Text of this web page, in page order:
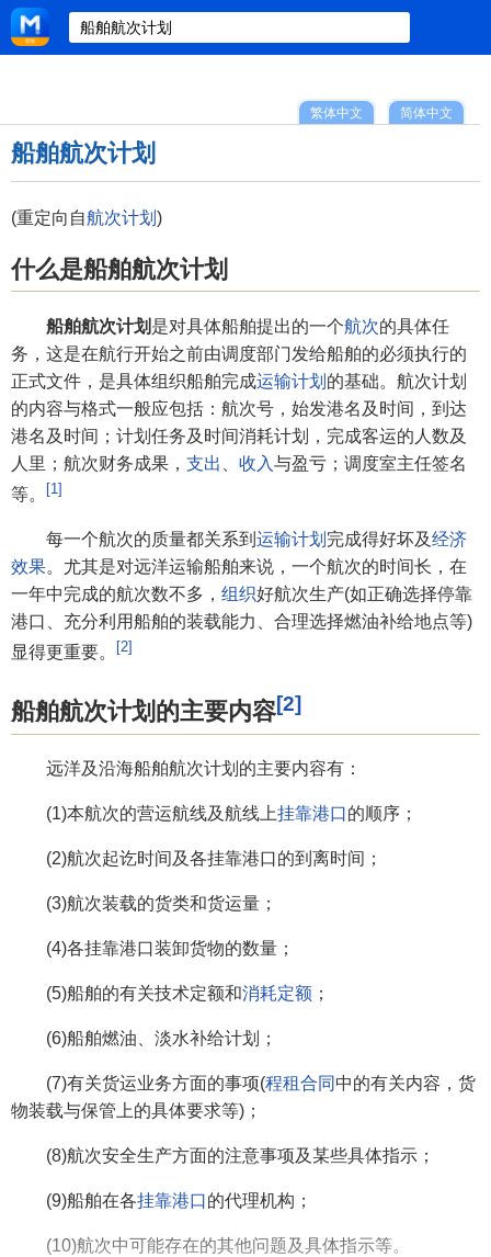
简体中文
繁体中文
船舶航次计划
(重定向自航次计划 )
什么是船舶航次计划
船舶航次计划 是对具体船舶提出的一个航次的具体任
务，这是在航行开始之前由调度部门发给船舶的必须执行的
正式文件，是具体组织船舶完成运输计划 的基础。航次计划
的内容与格式一般应包括：航次号，始发港名及时间，到达
港名及时间；计划任务及时间消耗计划，完成客运的人数及
人里；航次财务成果， 支出 收入与盈亏；调度室主任签名
等。
[1]
每一个航次的质量都关系到 运输计划 完成得好坏及经济
效果。尤其是对远洋运输船舶来说，一个航次的时间长，在
一年中完成的航次数不多， 组织好航次生产(如正确选择停靠
港口、充分利用船舶的装载能力、合理选择燃油补给地点等)
显得更重要。
[2]
船舶航次计划的主要内容[2]
远洋及沿海船舶航次计划的主要内容有：
(1)本航次的营运航线及航线上挂靠港口的顺序；
(2)航次起讫时间及各挂靠港口的到离时间；
(3)航次装载的货类和货运量；
(4)各挂靠港口装卸货物的数量；
(5)船舶的有关技术定额和消耗定额 ；
(6)船舶燃油、淡水补给计划；
(7)有关货运业务方面的事项(程租合同 中的有关内容，货
物装载与保管上的具体要求等)；
(8)航次安全生产方面的注意事项及某些具体指示；
(9)船舶在各挂靠港口的代理机构；
(10)航次中可能存在的其他问题及具体指示等。